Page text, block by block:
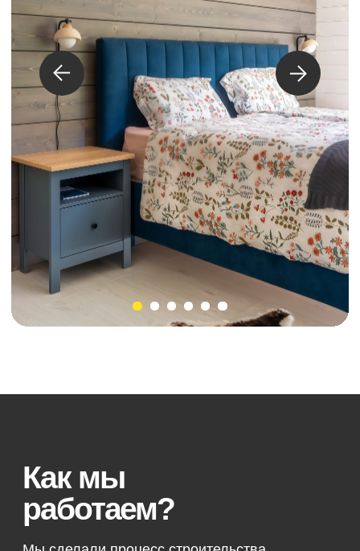
Экскурсия по
модульному дому с
менеджером